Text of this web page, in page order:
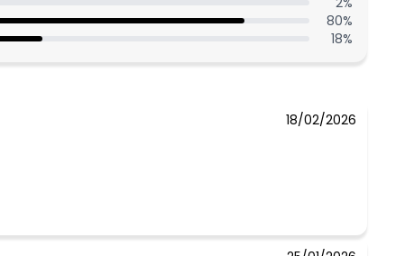
80%
18%
18/02/2026